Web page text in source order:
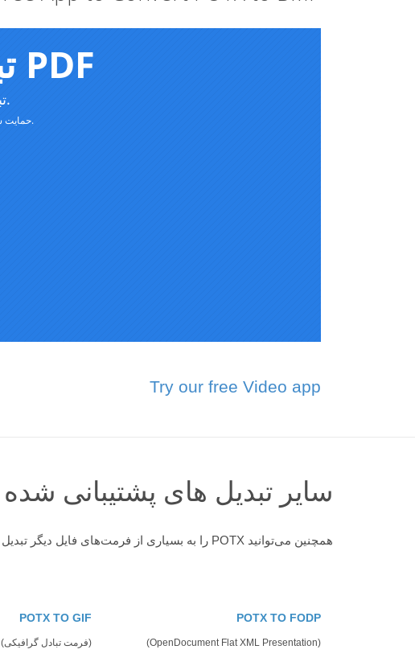
Try our free Video app
سایر تبدیل های پشتیبانی شده
همچنین می‌توانید POTX را به بسیاری از فرمت‌های فایل دیگر تبدیل کنید. سایر تبدیل های پشتیبانی شده را در زیر مشاهده کنید
POTX TO FODP
(OpenDocument Flat XML Presentation)
POTX TO GIF
(فرمت تبادل گرافیکی)